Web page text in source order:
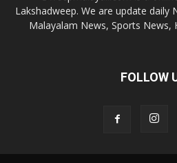
Lakshadweep. We are update daily
Malayalam News, Sports News,
FOLLOW